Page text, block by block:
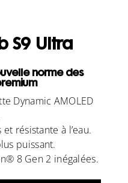
S9 Ultra
norme des
Dynamic AMOLED
résistante à l’eau.
puissant.
8 Gen 2 inégalées.